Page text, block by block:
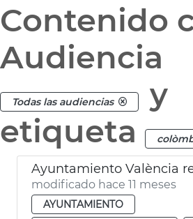
Contenido
Audiencia
Todas las audiencias
y
etiqueta
modificado hace 11 meses
AYUNTAMIENTO